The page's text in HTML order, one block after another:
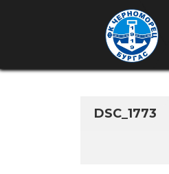
DSC_1773